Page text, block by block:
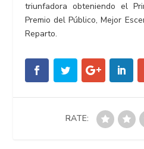
triunfadora obteniendo el
Premio del Público, Mejor
Reparto.
RATE: